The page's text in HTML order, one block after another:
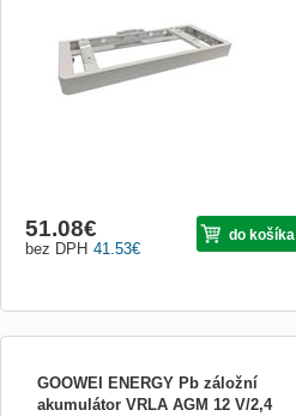
ZÁKLADNÍ SPECIFIKACE; Kompatibi...
41.53€
bez DPH
51.08€ do košíka
GOOWEI ENERGY Pb záložní
akumulátor VRLA AGM 12 V/2,4